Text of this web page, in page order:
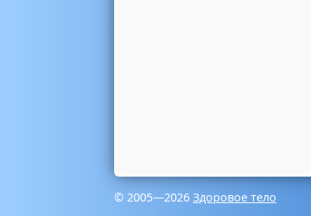
© 2005—2026 Здоровое тело